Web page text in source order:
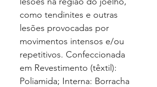
como tendinites e outras
lesões provocadas por
movimentos intensos e/ou
repetitivos. Confeccionada
em Revestimento (têxtil):
Poliamida; Interna: Borracha